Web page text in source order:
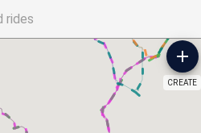
CREATE